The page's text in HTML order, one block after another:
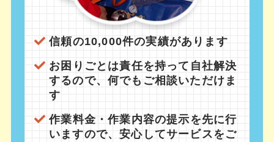
信頼の10,000件の実績があります
お困りごとは責任を持って自社解決
するので、何でもご相談いただけま
す
作業料金・作業内容の提示を先に行
いますので、安心してサービスをご